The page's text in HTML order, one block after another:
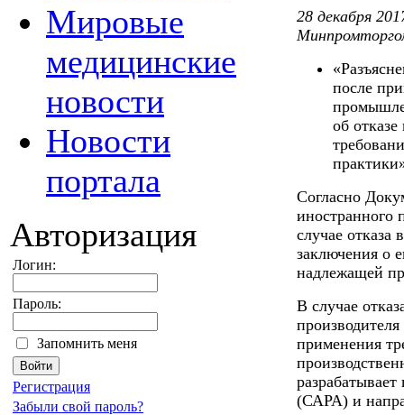
Мировые
медицинские
новости
Новости
портала
Авторизация
Логин:
Пароль:
Запомнить меня
Регистрация
Забыли свой пароль?
28 декабря
после
об
Согласно
иностранного
случае
заключения о
надлежащей
В случае
применения
(САРА) и